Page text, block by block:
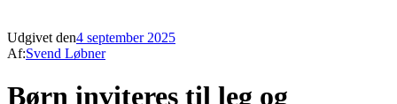
Udgivet den4 september 2025
Af:Svend Løbner
Børn inviteres til leg og